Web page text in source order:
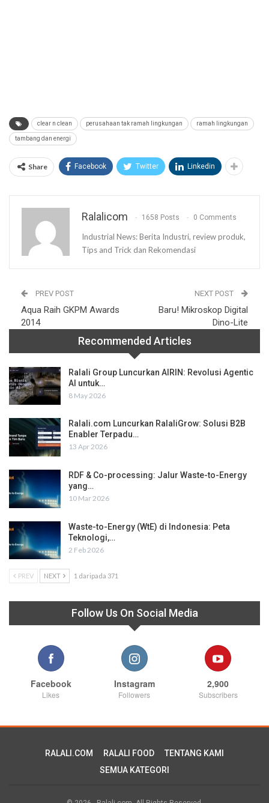
clear n clean perusahaan tak ramah lingkungan ramah lingkungan
tambang dan energi
Share Facebook Twitter Linkedin
Ralalicom 1658 Posts 0 Comments
Industrial News: Berita Industri, review produk,
Tips and Trick dan Rekomendasi
PREV POST
Aqua Raih GKPM Awards
2014
NEXT POST
Baru! Mikroskop Digital
Dino-Lite
Recommended Articles
Ralali Group Luncurkan AIRIN: Revolusi Agentic
AI untuk…
8 May 2026
Ralali.com Luncurkan RalaliGrow: Solusi B2B
Enabler Terpadu…
13 Apr 2026
RDF & Co-processing: Jalur Waste-to-Energy
yang…
10 Mar 2026
Waste-to-Energy (WtE) di Indonesia: Peta
Teknologi,…
2 Feb 2026
PREV NEXT 1 daripada 371
Follow Us On Social Media
Facebook
Likes
Instagram
Followers
2,900
Subscribers
RALALI.COM RALALI FOOD
TENTANG KAMI
SEMUA KATEGORI